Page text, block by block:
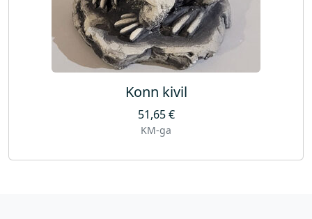
Konn kivil
51,65€
KM-ga